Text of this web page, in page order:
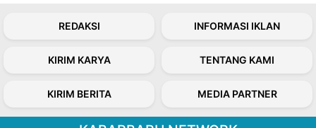
REDAKSI INFORMASI IKLAN
KIRIM KARYA TENTANG KAMI
KIRIM BERITA MEDIA PARTNER